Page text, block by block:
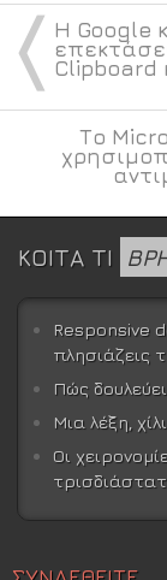
〈 Η Google
Clipboard
Το
ΚΟΙΤΑ ΤΙ
Responsive
πλησιάζεις
Πώς
Μια λέξη,
Οι